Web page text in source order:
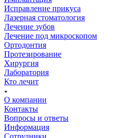
Исправление прикуса
Лазерная стоматология
Лечение зубов
Лечение под микроскопом
Ортодонтия
Протезирование
Хирургия
Лаборатория
Кто лечит
О компании
Контакты
Вопросы и ответы
Информация
Сотрудники